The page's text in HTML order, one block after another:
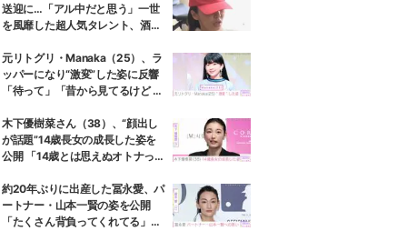
送迎に…「アル中だと思う」一世
を風靡した超人気タレント、酒漬
元リトグリ・Manaka（25）、ラ
ッパーになり“激変”した姿に反響
「待って」「昔から見てるけど 最
木下優樹菜さん（38）、“顔出し
が話題”14歳長女の成長した姿を
公開 「14歳とは思えぬオトナっぽ
ぎる」など反響
約20年ぶりに出産した冨永愛、パ
ートナー・山本一賢の姿を公開
「たくさん背負ってくれてる」感